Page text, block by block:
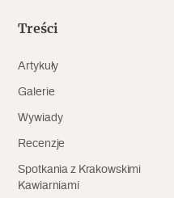
Popularne
Zabytek niejedno
Popularne
Treści
Artykuły
Galerie
Wywiady
Recenzje
Spotkania z Krakowskimi
Kawiarniami